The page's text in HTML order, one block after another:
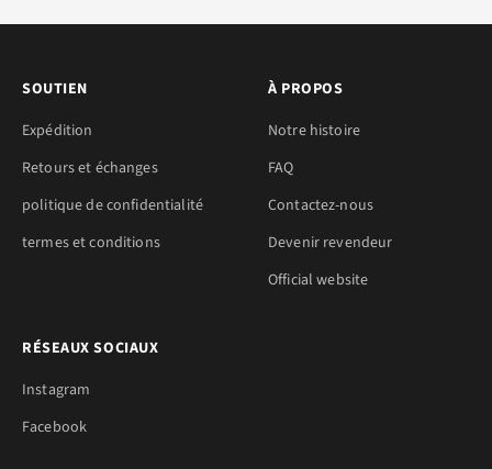
SOUTIEN
Expédition
Retours et échanges
politique de confidentialité
termes et conditions
À PROPOS
Notre histoire
FAQ
Contactez-nous
Devenir revendeur
Official website
RÉSEAUX SOCIAUX
Instagram
Facebook